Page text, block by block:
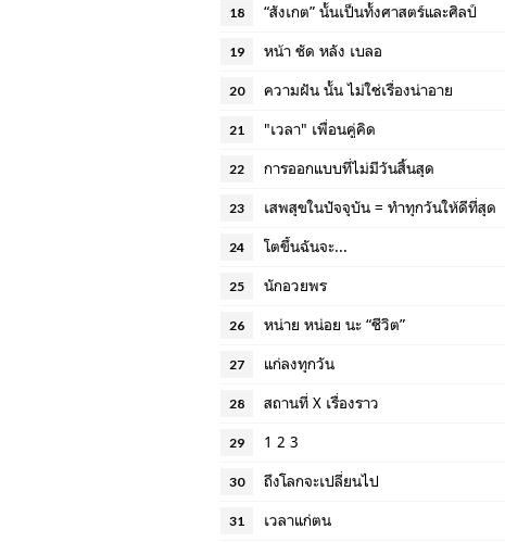
18 “สังเกต” นั้นเป็นทั้งศาสตร์และศิลป์
19 หน้า ชัด หลัง เบลอ
20 ความฝัน นั้น ไม่ใช่เรื่องน่าอาย
21 "เวลา" เพื่อนคู่คิด
22 การออกแบบที่ไม่มีวันสิ้นสุด
23 เสพสุขในปัจจุบัน = ทำทุกวันให้ดีที่สุด
24 โตขึ้นฉันจะ...
25 นักอวยพร
26 หน่าย หน่อย นะ “ชีวิต”
27 แก่ลงทุกวัน
28 สถานที่ X เรื่องราว
29 1 2 3
30 ถึงโลกจะเปลี่ยนไป
31 เวลาแก่ตน